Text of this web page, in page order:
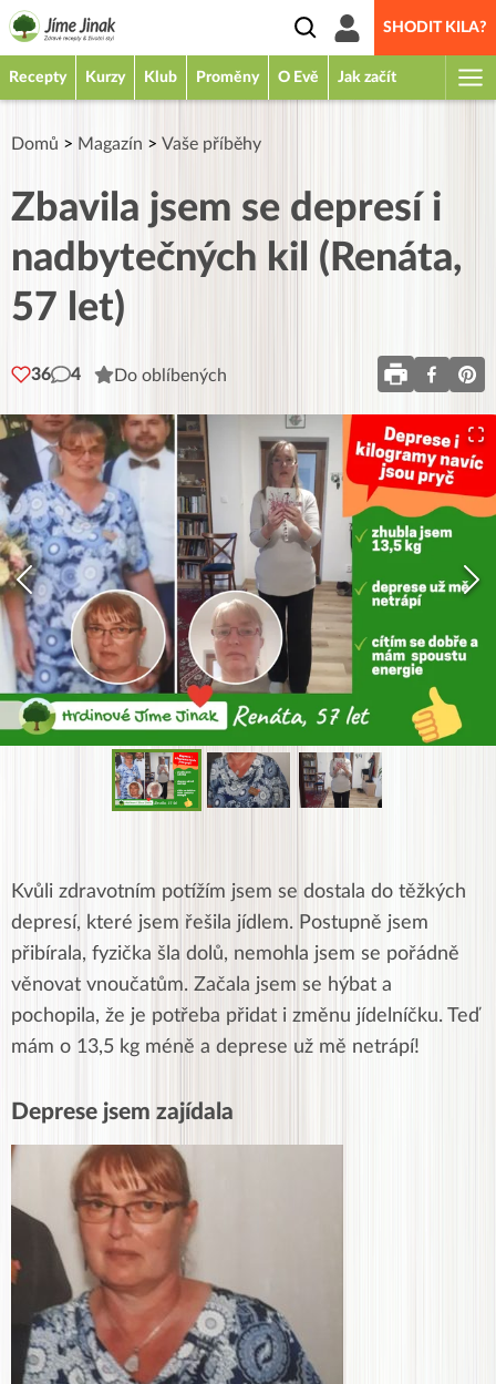
SHODIT KILA?
Recepty Kurzy Klub Proměny O Evě Jak začít
Domů > Magazín > Vaše příběhy
Zbavila jsem se depresí i
nadbytečných kil (Renáta,
57 let)
36 4 Do oblíbených
Kvůli zdravotním potížím jsem se dostala do těžkých
depresí, které jsem řešila jídlem. Postupně jsem
přibírala, fyzička šla dolů, nemohla jsem se pořádně
věnovat vnoučatům. Začala jsem se hýbat a
pochopila, že je potřeba přidat i změnu jídelníčku. Teď
mám o 13,5 kg méně a deprese už mě netrápí!
Deprese jsem zajídala